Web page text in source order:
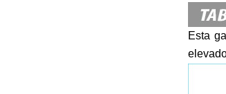
Esta